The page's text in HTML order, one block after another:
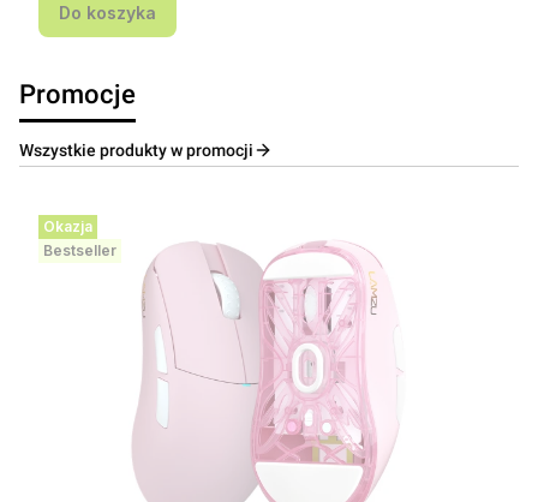
Do koszyka
Promocje
Wszystkie produkty w promocji
Okazja
Bestseller